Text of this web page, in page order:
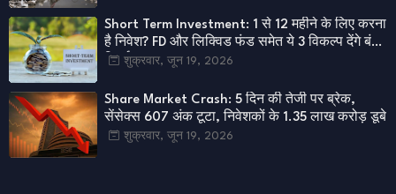
Short Term Investment: 1 से 12 महीने के लिए करना
है निवेश? FD और लिक्विड फंड समेत ये 3 विकल्प देंगे बंपर
रिटर्नशुक्रवार, जून 19, 2026
Share Market Crash: 5 दिन की तेजी पर ब्रेक,
सेंसेक्स 607 अंक टूटा, निवेशकों के 1.35 लाख करोड़ डूबे
शुक्रवार, जून 19, 2026